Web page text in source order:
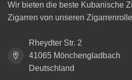
Wir bieten die beste Kubanische
Zigarren von unseren
Rheydter Str. 2
41065 Mönchengladbach
Deutschland